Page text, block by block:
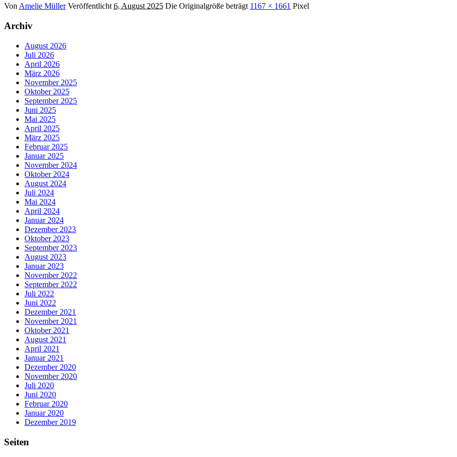
VonAmelie Müller Veröffentlicht6. August 2025 Die Originalgröße beträgt 1167 × 1661 Pixel
Archiv
August 2026
Juli 2026
April 2026
März 2026
November 2025
Oktober 2025
September 2025
Juni 2025
Mai 2025
April 2025
März 2025
Februar 2025
Januar 2025
November 2024
Oktober 2024
August 2024
Juli 2024
Mai 2024
April 2024
Januar 2024
Dezember 2023
Oktober 2023
September 2023
August 2023
Januar 2023
November 2022
September 2022
Juli 2022
Juni 2022
Dezember 2021
November 2021
Oktober 2021
August 2021
April 2021
Januar 2021
Dezember 2020
November 2020
Juli 2020
Juni 2020
Februar 2020
Januar 2020
Dezember 2019
Seiten